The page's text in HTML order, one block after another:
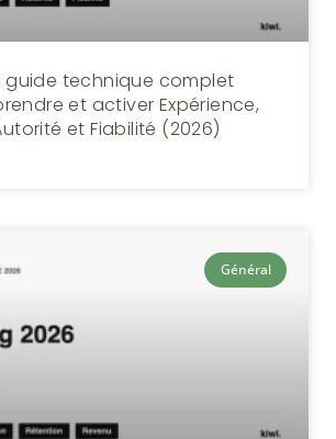
guide technique complet
et activer Expérience,
et Fiabilité (2026)
Général